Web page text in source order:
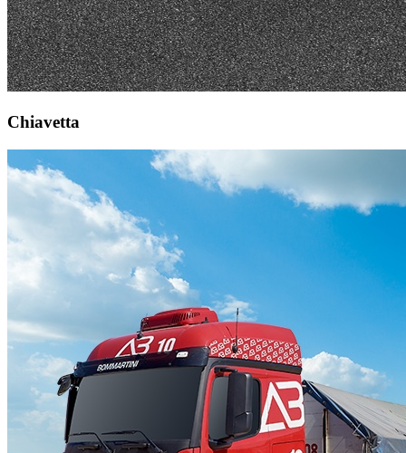
Chiavetta